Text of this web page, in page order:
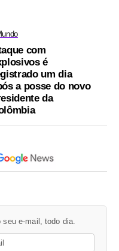
com
é
um dia
a posse do novo
da
e-mail, todo dia.